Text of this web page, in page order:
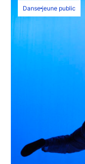
Danse jeune public